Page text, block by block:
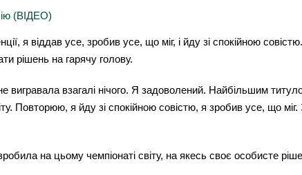
(ВІДЕО)
я віддав усе, зробив усе, що міг, і йду зі спокійною
рішень на гарячу голову.
взагалі нічого. Я задоволений. Найбільшим
Повторюю, я йду зі спокійною совістю, я зробив усе, що
на цьому чемпіонаті світу, на якесь своє особисте